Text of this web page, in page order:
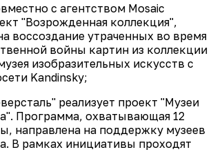
с агентством Mosaic
"Возрожденная коллекция",
воссоздание утраченных во время
войны картин из коллекции
изобразительных искусств с
Kandinsky;
реализует проект "Музеи
Программа, охватывающая 12
направлена на поддержку музеев
В рамках инициативы проходят